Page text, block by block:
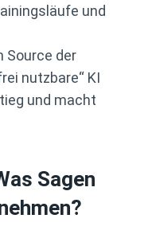
und
Source der
nutzbare“ KI
und macht
Sagen